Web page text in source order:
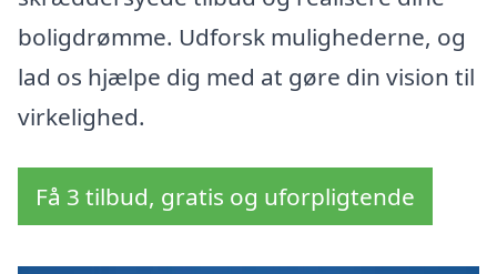
boligdrømme. Udforsk mulighederne, og
lad os hjælpe dig med at gøre din vision til
virkelighed.
Få 3 tilbud, gratis og uforpligtende